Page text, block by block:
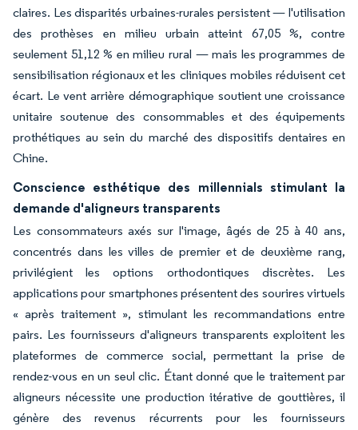
claires. Les disparités urbaines-rurales persistent — l'utilisation
des prothèses en milieu urbain atteint 67,05 %, contre
seulement 51,12 % en milieu rural — mais les programmes de
sensibilisation régionaux et les cliniques mobiles réduisent cet
écart. Le vent arrière démographique soutient une croissance
unitaire soutenue des consommables et des équipements
prothétiques au sein du marché des dispositifs dentaires en
Chine.
Conscience esthétique des millennials stimulant la
demande d'aligneurs transparents
Les consommateurs axés sur l'image, âgés de 25 à 40 ans,
concentrés dans les villes de premier et de deuxième rang,
privilégient les options orthodontiques discrètes. Les
applications pour smartphones présentent des sourires virtuels
« après traitement », stimulant les recommandations entre
pairs. Les fournisseurs d'aligneurs transparents exploitent les
plateformes de commerce social, permettant la prise de
rendez-vous en un seul clic. Étant donné que le traitement par
aligneurs nécessite une production itérative de gouttières, il
génère des revenus récurrents pour les fournisseurs